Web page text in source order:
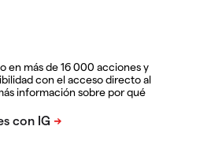
en más de 16 000 acciones y
con el acceso directo al
información sobre por qué